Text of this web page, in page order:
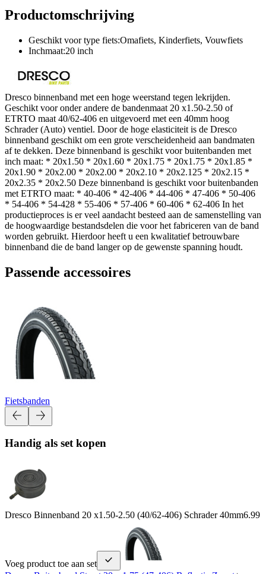
Productomschrijving
Geschikt voor type fiets:Omafiets, Kinderfiets, Vouwfiets
Inchmaat:20 inch
Dresco binnenband met een hoge weerstand tegen lekrijden.
Geschikt voor onder andere de bandenmaat 20 x1.50-2.50 of
ETRTO maat 40/62-406 en uitgevoerd met een 40mm hoog
Schrader (Auto) ventiel. Door de hoge elasticiteit is de Dresco
binnenband geschikt om een grote verscheidenheid aan bandmaten
af te dekken. Deze binnenband is geschikt voor buitenbanden met
inch maat: * 20x1.50 * 20x1.60 * 20x1.75 * 20x1.75 * 20x1.85 *
20x1.90 * 20x2.00 * 20x2.00 * 20x2.10 * 20x2.125 * 20x2.15 *
20x2.35 * 20x2.50 Deze binnenband is geschikt voor buitenbanden
met ETRTO maat: * 40-406 * 42-406 * 44-406 * 47-406 * 50-406
* 54-406 * 54-428 * 55-406 * 57-406 * 60-406 * 62-406 In het
productieproces is er veel aandacht besteed aan de samenstelling van
de hoogwaardige bestandsdelen die voor het fabriceren van de band
worden gebruikt. Hierdoor heeft u een kwalitatief betrouwbare
binnenband die de band langer op de gewenste spanning houdt.
Passende accessoires
Fietsbanden
Handig als set kopen
Dresco Binnenband 20 x1.50-2.50 (40/62-406) Schrader 40mm6.99
Voeg product toe aan set